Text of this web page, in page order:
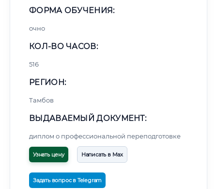
ФОРМА ОБУЧЕНИЯ:
очно
КОЛ-ВО ЧАСОВ:
516
РЕГИОН:
Тамбов
ВЫДАВАЕМЫЙ ДОКУМЕНТ:
диплом о профессиональной переподготовке
Узнать цену Написать в Max
Задать вопрос в Telegram